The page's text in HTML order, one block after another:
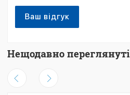
Ваш відгук
Нещодавно переглянуті